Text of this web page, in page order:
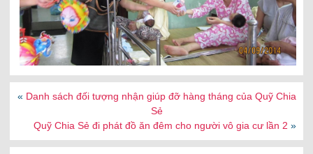
« Danh sách đối tượng nhận giúp đỡ hàng tháng của Quỹ Chia
Sẻ
Quỹ Chia Sẻ đi phát đồ ăn đêm cho người vô gia cư lần 2 »